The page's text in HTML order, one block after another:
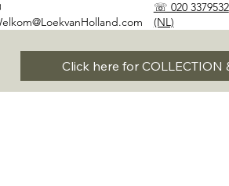
☏ 020 3379532
(NL)
Click here for COLLECTION